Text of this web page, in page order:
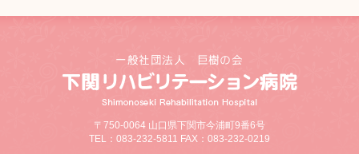
待機状況
新着情報
採用情報
交通アクセス
リンク
サイトマップ
個人情報の取り扱いについて
お問合せ・ご相談
病院ソーシャルメディア運用規程
お知らせ
研究情報の公開について
〒750-0064 山口県下関市今浦町9番6号
TEL：083-232-5811 FAX：083-232-0219